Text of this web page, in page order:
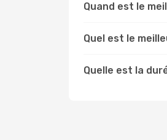
Quand est le
Quel est le
Quelle est la